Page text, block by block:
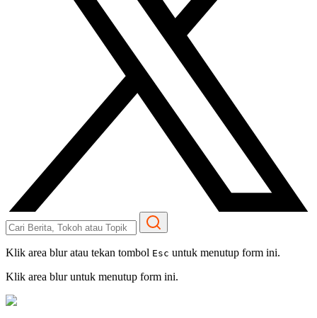
Klik area blur atau tekan tombol Esc untuk menutup form ini.
Klik area blur untuk menutup form ini.